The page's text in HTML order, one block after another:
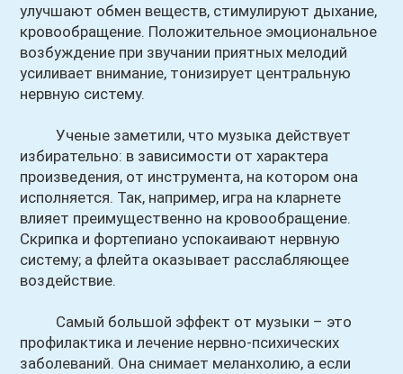
улучшают обмен веществ, стимулируют дыхание,
кровообращение. Положительное эмоциональное
возбуждение при звучании приятных мелодий
усиливает внимание, тонизирует центральную
нервную систему.
Ученые заметили, что музыка действует
избирательно: в зависимости от характера
произведения, от инструмента, на котором она
исполняется. Так, например, игра на кларнете
влияет преимущественно на кровообращение.
Скрипка и фортепиано успокаивают нервную
систему; а флейта оказывает расслабляющее
воздействие.
Самый большой эффект от музыки – это
профилактика и лечение нервно-психических
заболеваний. Она снимает меланхолию, а если